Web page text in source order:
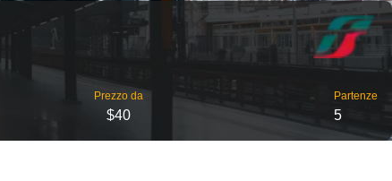
Prezzo da
$40
Partenze
5